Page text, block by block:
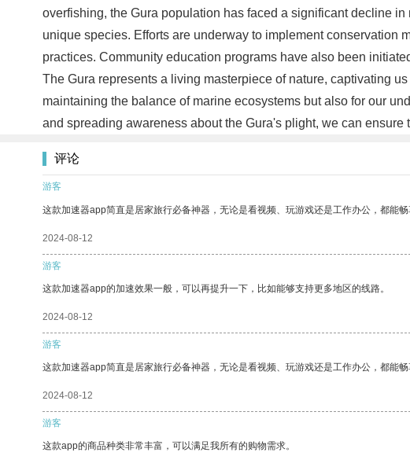
overfishing, the Gura population has faced a significant decline
unique species. Efforts are underway to implement conservation
practices. Community education programs have also been
The Gura represents a living masterpiece of nature, captivating
maintaining the balance of marine ecosystems but also for our
and spreading awareness about the Gura's plight, we can
评论
游客
这款加速器app简直是居家旅行必备神器，无论是看视频、玩游戏还是工作办公，都能
2024-08-12
游客
这款加速器app的加速效果一般，可以再提升一下，比如能够支持更多地区的线路。
2024-08-12
游客
这款加速器app简直是居家旅行必备神器，无论是看视频、玩游戏还是工作办公，都能
2024-08-12
游客
这款app的商品种类非常丰富，可以满足我所有的购物需求。